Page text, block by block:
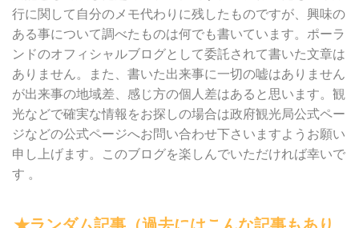
行に関して自分のメモ代わりに残したものですが、興味の
ある事について調べたものは何でも書いています。ポーラ
ンドのオフィシャルブログとして委託されて書いた文章は
ありません。また、書いた出来事に一切の嘘はありません
が出来事の地域差、感じ方の個人差はあると思います。観
光などで確実な情報をお探しの場合は政府観光局公式ペー
ジなどの公式ページへお問い合わせ下さいますようお願い
申し上げます。このブログを楽しんでいただければ幸いで
す 。